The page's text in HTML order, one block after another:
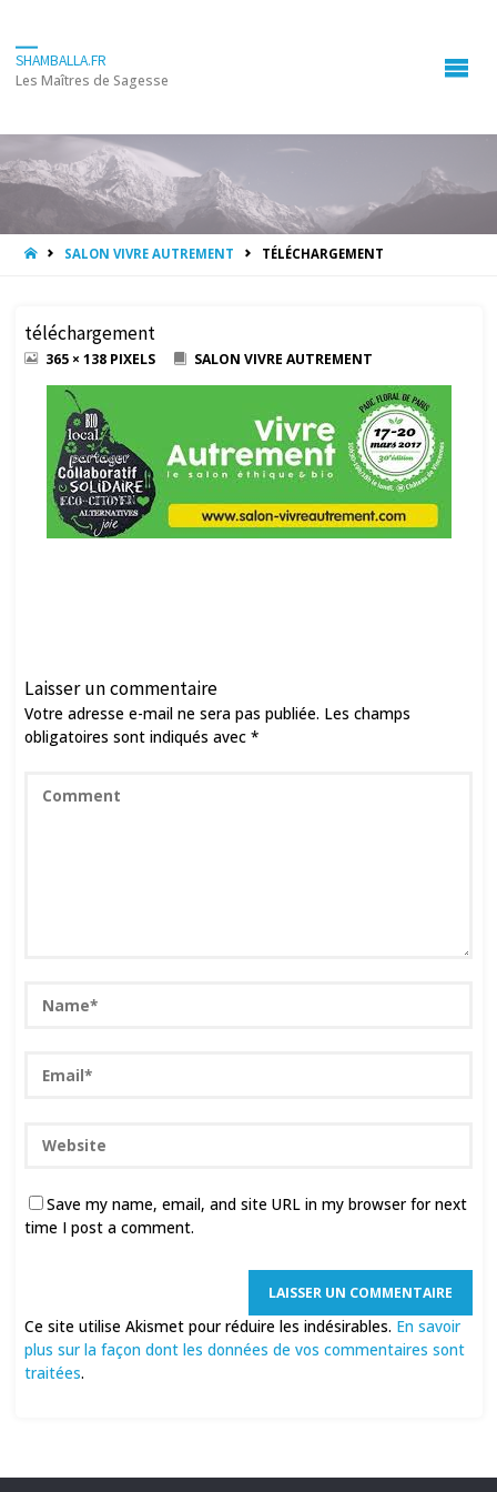
SHAMBALLA.FR
Les Maîtres de Sagesse
HOMESALON VIVRE AUTREMENT TÉLÉCHARGEMENT
téléchargement
FULL365 × 138 PIXELS SALON VIVRE AUTREMENT
Laisser un commentaire
Votre adresse e-mail ne sera pas publiée. Les champs
obligatoires sont indiqués avec *
Save my name, email, and site URL in my browser for next
time I post a comment.
Ce site utilise Akismet pour réduire les indésirables. En savoir
plus sur la façon dont les données de vos commentaires sont
traitées.